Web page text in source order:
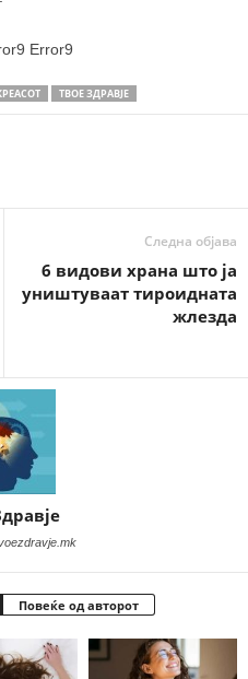
Error9
ТВОЕ ЗДРАВЈЕ
Следна објава
6 видови храна што ја
уништуваат тироидната
жлезда
Повеќе од авторот